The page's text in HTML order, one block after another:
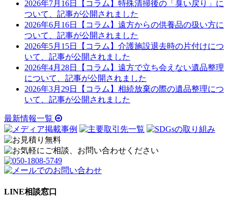
2026年7月16日
【コラム】特殊清掃後の「臭い戻り」に
ついて、記事が公開されました
2026年6月16日
【コラム】遠方からの供養品の扱い方に
ついて、記事が公開されました
2026年5月15日
【コラム】介護施設退去時の片付けにつ
いて、記事が公開されました
2026年4月28日
【コラム】遠方で立ち会えない遺品整理
について、記事が公開されました
2026年3月29日
【コラム】相続放棄の際の遺品整理につ
いて、記事が公開されました
最新情報一覧
LINE相談窓口